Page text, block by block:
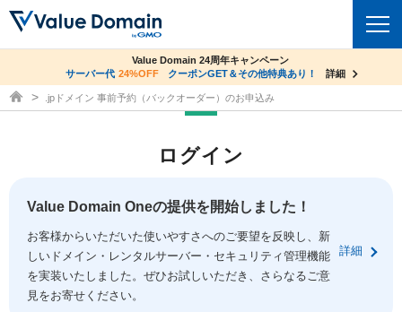
ドメイントップ
ドメイン移管
ドメイン価格一覧
ドメイン一括検索
コアサーバー
バリューサーバー
XREA
セキュリティトップ
Value Domain ネットde診断
SSL証明書
サービストップ
お得意様割引
facebook
co.jpドメイン✕コアサーバーV2ビジネス応援キャンペーン
サーバー料金1年間無料
詳細
Value Domain 24周年キャンペーン
サーバー代 24%OFF クーポンGET＆その他特典あり！ 詳細
ドメイン取得ならバリュードメイン
.jpドメイン 事前予約（バックオーダー）のお申込み
ログイン
Value Domain Oneの提供を開始しました！
お客様からいただいた使いやすさへのご要望を反映し、新
しいドメイン・レンタルサーバー・セキュリティ管理機能
を実装いたしました。ぜひお試しいただき、さらなるご意
見をお寄せください。
詳細